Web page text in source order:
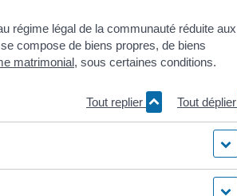
régime légal de la communauté réduite aux
se compose de biens propres, de biens
matrimonial, sous certaines conditions.
Tout replier Tout déplier